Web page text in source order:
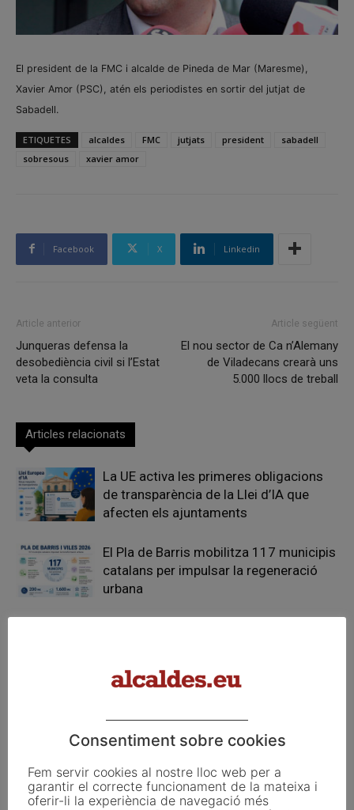
El president de la FMC i alcalde de Pineda de Mar (Maresme),
Xavier Amor (PSC), atén els periodistes en sortir del jutjat de
Sabadell.
ETIQUETES alcaldes FMC jutjats president
sabadell
sobresous
xavier amor
Facebook X Linkedin
Article anterior
Junqueras defensa la
desobediència civil si l’Estat
veta la consulta
Article següent
El nou sector de Ca n’Alemany
de Viladecans crearà uns
5.000 llocs de treball
Articles relacionats
La UE activa les primeres obligacions
de transparència de la Llei d’IA que
afecten els ajuntaments
El Pla de Barris mobilitza 117 municipis
catalans per impulsar la regeneració
urbana
Consentiment sobre cookies
Fem servir cookies al nostre lloc web per a
garantir el correcte funcionament de la mateixa i
oferir-li la experiència de navegació més